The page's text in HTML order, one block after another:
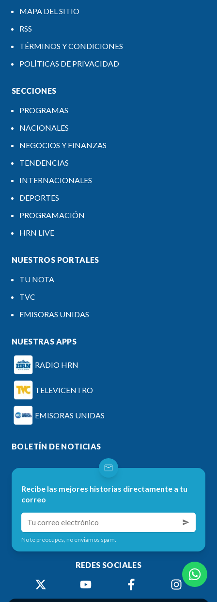
MAPA DEL SITIO
RSS
TÉRMINOS Y CONDICIONES
POLÍTICAS DE PRIVACIDAD
SECCIONES
PROGRAMAS
NACIONALES
NEGOCIOS Y FINANZAS
TENDENCIAS
INTERNACIONALES
DEPORTES
PROGRAMACIÓN
HRN LIVE
NUESTROS PORTALES
TU NOTA
TVC
EMISORAS UNIDAS
NUESTRAS APPS
RADIO HRN
TELEVICENTRO
EMISORAS UNIDAS
BOLETÍN DE NOTICIAS
Recibe las mejores historias directamente a tu
correo
No te preocupes, no enviamos spam.
REDES SOCIALES